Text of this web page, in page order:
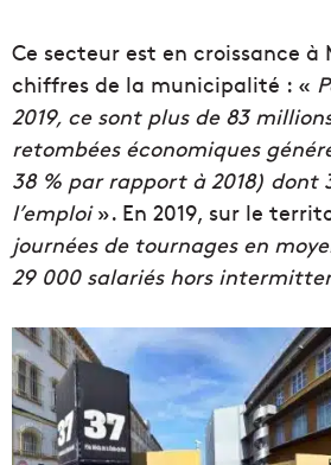
Ce secteur est en croissance à
chiffres de la municipalité : «
2019, ce sont plus de 83
retombées économiques
38 % par rapport à 2018) dont
l’emploi». En 2019, sur le
journées de tournages en
29 000 salariés hors